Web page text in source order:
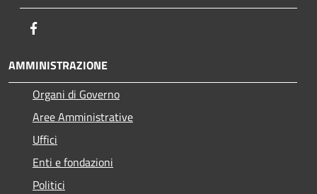
AMMINISTRAZIONE
Organi di Governo
Aree Amministrative
Uffici
Enti e fondazioni
Politici